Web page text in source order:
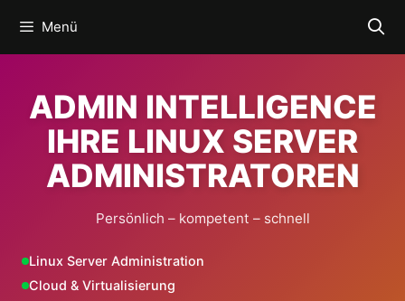
Inhalt
springen
Menü
ADMIN INTELLIGENCE
IHRE LINUX SERVER
ADMINISTRATOREN
Persönlich – kompetent – schnell
Linux Server Administration
Cloud & Virtualisierung